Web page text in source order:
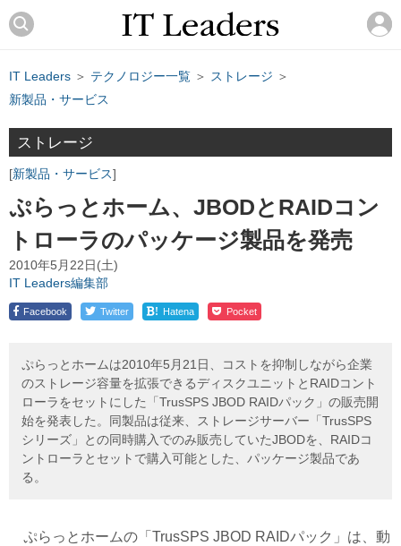
IT Leaders ＞ テクノロジー一覧 ＞ ストレージ ＞
新製品・サービス
ストレージ
新製品・サービス
ぷらっとホーム、JBODとRAIDコン
トローラのパッケージ製品を発売
2010年5月22日(土)
IT Leaders編集部
Facebook Twitter ! Hatena Pocket
ぷらっとホームは2010年5月21日、コストを抑制しながら企業
のストレージ容量を拡張できるディスクユニットとRAIDコント
ローラをセットにした「TrusSPS JBOD RAIDパック」の販売開
始を発表した。同製品は従来、ストレージサーバー「TrusSPS
シリーズ」との同時購入でのみ販売していたJBODを、RAIDコ
ントローラとセットで購入可能とした、パッケージ製品であ
る。
ぷらっとホームの「TrusSPS JBOD RAIDパック」は、動